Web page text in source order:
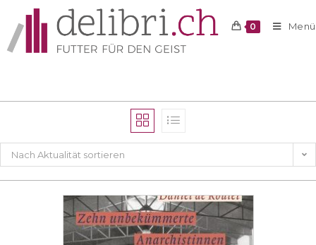
0 Menü
Nach Aktualität sortieren